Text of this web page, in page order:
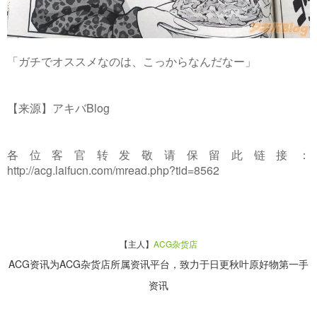
「ガチでオススメなのは、こっからなんだなー」
【来源】アキバBlog
各位客官转发敬请保留此链接：
http://acg.laifucn.com/mread.php?tid=8562
【主人】 ACG杂货店
ACG资讯为ACG杂货店所属资讯平台，致力于日更秋叶原好物第一手
资讯